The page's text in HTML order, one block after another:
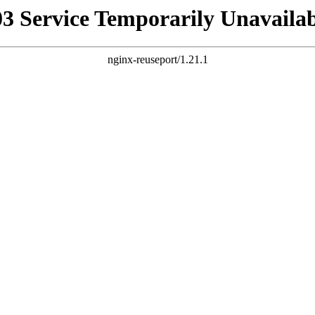
Service Temporarily
nginx-reuseport/1.21.1